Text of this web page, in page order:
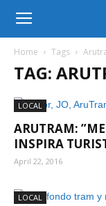
Bon
Aruba
Home Tags
TAG:
LOCAL
ARUTRAM:
INSPIRA
April 22, 2016
LOCAL